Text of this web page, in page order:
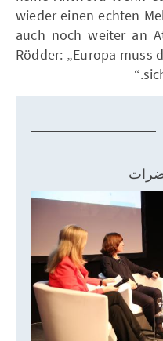
wieder einen echten
auch noch weiter an
Rödder: „Europa muss